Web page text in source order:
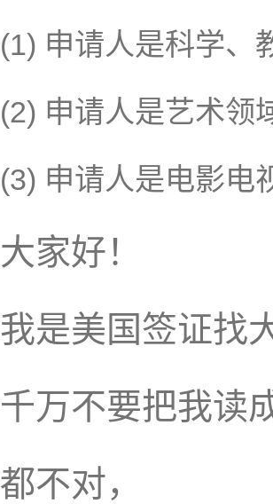
(1) 申请人是科学、
(2) 申请人是艺术领
(3) 申请人是电影电
大家好！
我是美国签证找
千万不要把我读
都不对，